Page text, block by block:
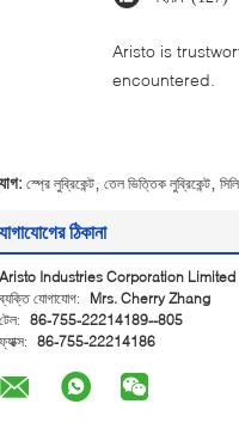
Aristo is
encountered.
স্প্রে লুব্রিকেন্ট তেল ভিত্তিক লুব্রিকেন্ট
ঠিকানা
Aristo Industries Corporation Limited
ব্যক্তি যোগাযোগ:
Mrs. Cherry Zhang
টেল: 86-755-22214189--805
ফ্যাক্স: 86-755-22214186